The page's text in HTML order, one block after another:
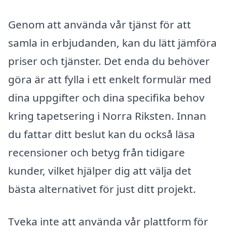
Genom att använda vår tjänst för att
samla in erbjudanden, kan du lätt jämföra
priser och tjänster. Det enda du behöver
göra är att fylla i ett enkelt formulär med
dina uppgifter och dina specifika behov
kring tapetsering i Norra Riksten. Innan
du fattar ditt beslut kan du också läsa
recensioner och betyg från tidigare
kunder, vilket hjälper dig att välja det
bästa alternativet för just ditt projekt.
Tveka inte att använda vår plattform för